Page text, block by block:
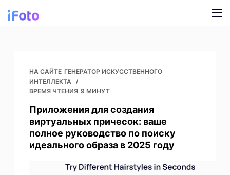
П
AI Fashion Models
Онлайн смена фона
ИИ для моделей
Перекраска одежды
ИИ-фон для продуктов
НА САЙТЕ ГЕНЕРАТОР ИСКУССТВЕННОГО
ИНТЕЛЛЕКТА
ВРЕМЯ ЧТЕНИЯ 9 МИНУТ
Приложения для создания
виртуальных причесок: ваше
полное руководство по поиску
идеального образа в 2025 году